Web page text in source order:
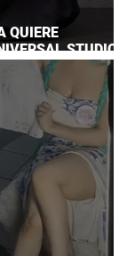
QUIERE
STUDIOS
SU TERRORÍFICA
EVIL